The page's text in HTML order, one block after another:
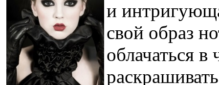
и
свой образ
облачаться